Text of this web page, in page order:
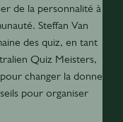
de la personnalité à
Steffan Van
des quiz, en tant
Quiz Meisters,
changer la donne
pour organiser